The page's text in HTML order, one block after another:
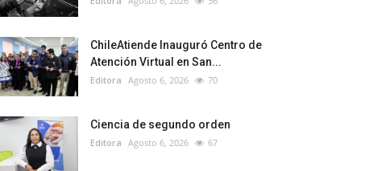
ChileAtiende Inauguró Centro de
Atención Virtual en San...
Editora Agosto 6, 2026 70
Ciencia de segundo orden
Editora Agosto 6, 2026 67